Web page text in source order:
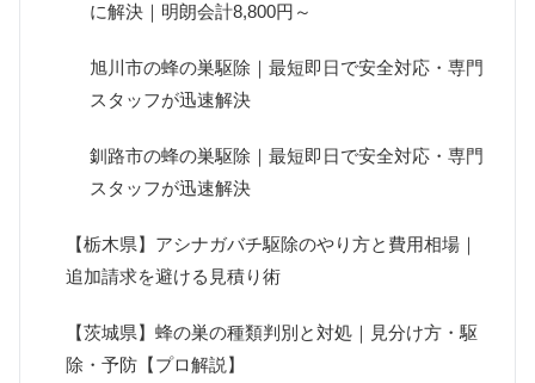
に解決｜明朗会計8,800円～
旭川市の蜂の巣駆除｜最短即日で安全対応・専門
スタッフが迅速解決
釧路市の蜂の巣駆除｜最短即日で安全対応・専門
スタッフが迅速解決
【栃木県】アシナガバチ駆除のやり方と費用相場｜
追加請求を避ける見積り術
【茨城県】蜂の巣の種類判別と対処｜見分け方・駆
除・予防【プロ解説】